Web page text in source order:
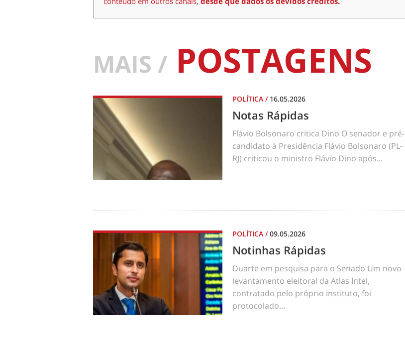
MAIS / POSTAGENS
POLÍTICA / 16.05.2026
Notas Rápidas
Flávio Bolsonaro critica Dino O senador e pré-
candidato à Presidência Flávio Bolsonaro (PL-
RJ) criticou o ministro Flávio Dino após...
POLÍTICA /09.05.2026
Notinhas Rápidas
Duarte em pesquisa para o Senado Um novo
levantamento eleitoral da Atlas Intel,
contratado pelo próprio instituto, foi
protocolado...